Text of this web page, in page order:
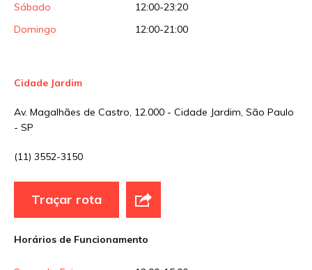
Sábado
12:00-23:20
Domingo
12:00-21:00
Cidade Jardim
Av. Magalhães de Castro, 12.000 - Cidade Jardim, São Paulo
- SP
(11) 3552-3150
Traçar rota
Horários de Funcionamento